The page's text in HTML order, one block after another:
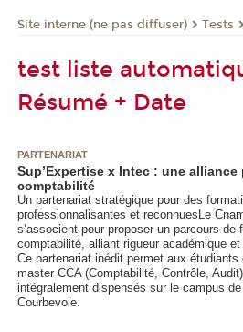
Site interne (ne pas diffuser) Tests
test liste
Résumé + Date
PARTENARIAT
Sup’Expertise x Intec : une alliance
comptabilité
Un partenariat stratégique pour des
professionnalisantes et reconnuesLe
s’associent pour proposer un parcours de
comptabilité, alliant rigueur académique
Ce partenariat inédit permet aux
master CCA (Comptabilité, Contrôle,
intégralement dispensés sur le campus de
Courbevoie.